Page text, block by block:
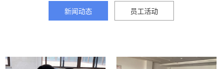
新闻动态 员工活动